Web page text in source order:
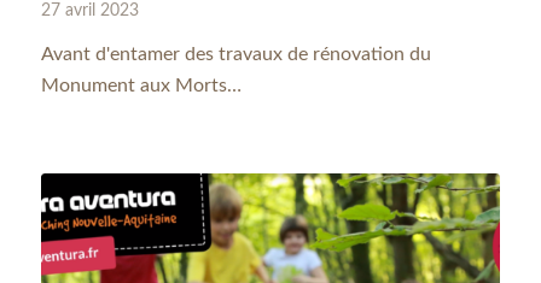
27 avril 2023
Avant d'entamer des travaux de rénovation du
Monument aux Morts…